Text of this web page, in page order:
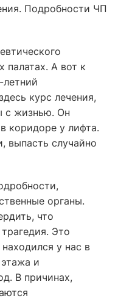
Подробности ЧП
палатах. А вот к
летний
курс лечения,
с жизнью. Он
коридоре у лифта.
выпасть случайно
органы.
что
Это
у нас в
и
В причинах,